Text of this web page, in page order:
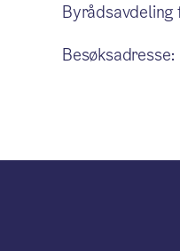
Byrådsavdeling